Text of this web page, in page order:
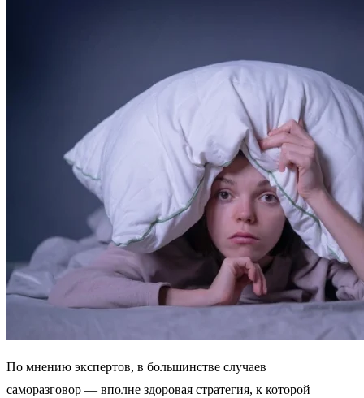
По мнению экспертов, в большинстве случаев
саморазговор — вполне здоровая стратегия, к которой